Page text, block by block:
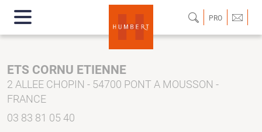
PRO
ETS CORNU ETIENNE
2 ALLEE CHOPIN - 54700 PONT A MOUSSON -
FRANCE
03 83 81 05 40